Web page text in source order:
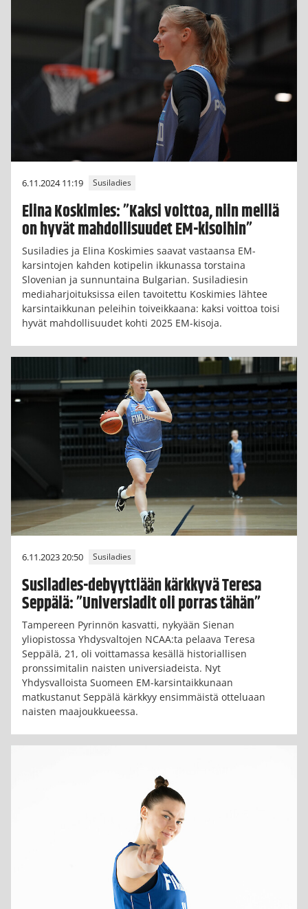
6.11.2024 11:19 Susiladies
Elina Koskimies: ”Kaksi voittoa, niin meillä
on hyvät mahdollisuudet EM-kisoihin”
Susiladies ja Elina Koskimies saavat vastaansa EM-
karsintojen kahden kotipelin ikkunassa torstaina
Slovenian ja sunnuntaina Bulgarian. Susiladiesin
mediaharjoituksissa eilen tavoitettu Koskimies lähtee
karsintaikkunan peleihin toiveikkaana: kaksi voittoa toisi
hyvät mahdollisuudet kohti 2025 EM-kisoja.
6.11.2023 20:50 Susiladies
Susiladies-debyyttiään kärkkyvä Teresa
Seppälä: ”Universiadit oli porras tähän”
Tampereen Pyrinnön kasvatti, nykyään Sienan
yliopistossa Yhdysvaltojen NCAA:ta pelaava Teresa
Seppälä, 21, oli voittamassa kesällä historiallisen
pronssimitalin naisten universiadeista. Nyt
Yhdysvalloista Suomeen EM-karsintaikkunaan
matkustanut Seppälä kärkkyy ensimmäistä otteluaan
naisten maajoukkueessa.